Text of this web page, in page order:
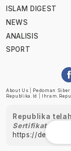
ISLAM DIGEST
NEWS
ANALISIS
SPORT
About Us Pedoman Siber
Republika.id
Republika
Sertifikat
https://